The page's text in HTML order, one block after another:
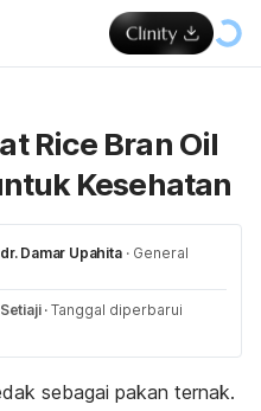
Rice Bran Oil
Kesehatan
dr. Damar Upahita · General
· Tanggal diperbarui
sebagai pakan ternak.